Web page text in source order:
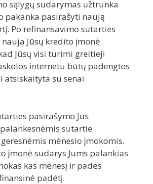
sąlygų sudarymas užtrunka
pakanka pasirašyti naują
Po refinansavimo sutarties
Jūsų kredito įmonė
Jūsų visi turimi greitieji
internetu būtų padengtos
atsiskaityta su senai
pasirašymo Jūs
sutartie
mėnesio įmokomis.
įmonė sudarys Jums palankias
kas mėnesį ir padės
padėtį.